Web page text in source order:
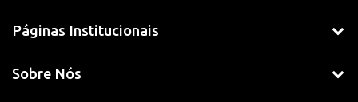
Páginas Institucionais
Sobre Nós